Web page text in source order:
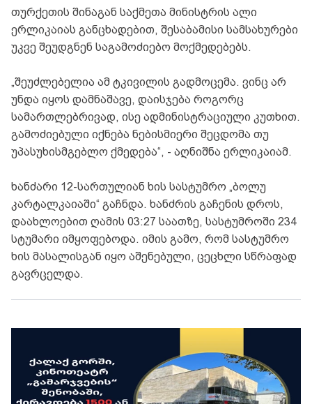
თურქეთის შინაგან საქმეთა მინისტრის ალი
ერლიკაიას განცხადებით, შესაბამისი სამსახურები
უკვე შეუდგნენ საგამოძიებო მოქმედებებს.
„შეუძლებელია ამ ტკივილის გადმოცემა. ვინც არ
უნდა იყოს დამნაშავე, დაისჯება როგორც
სამართლებრივად, ისე ადმინისტრაციული კუთხით.
გამოძიებული იქნება ნებისმიერი შეცდომა თუ
უპასუხისმგებლო ქმედება“, - აღნიშნა ერლიკაიამ.
ხანძარი 12-სართულიან ხის სასტუმრო „ბოლუ
კარტალკაიაში“ გაჩნდა. ხანძრის გაჩენის დროს,
დაახლოებით ღამის 03:27 საათზე, სასტუმროში 234
სტუმარი იმყოფებოდა. იმის გამო, რომ სასტუმრო
ხის მასალისგან იყო აშენებული, ცეცხლი სწრაფად
გავრცელდა.